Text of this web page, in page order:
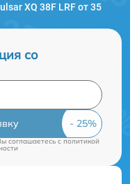
XQ 38F LRF от 35
со
соглашаетесь cполитикой